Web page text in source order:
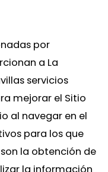
por
a La
servicios
mejorar el Sitio
al navegar en el
para los que
la obtención de
la información